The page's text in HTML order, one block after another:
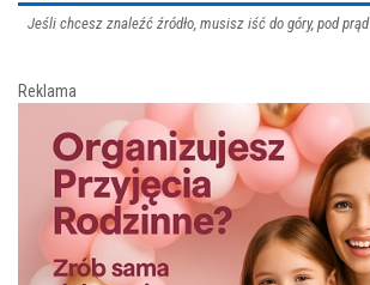
Jeśli chcesz znaleźć źródło, musisz iść do góry, pod prąd
Reklama